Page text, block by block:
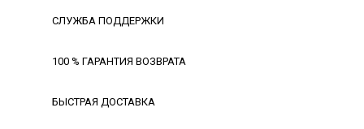
СЛУЖБА ПОДДЕРЖКИ
100 % ГАРАНТИЯ ВОЗВРАТА
БЫСТРАЯ ДОСТАВКА